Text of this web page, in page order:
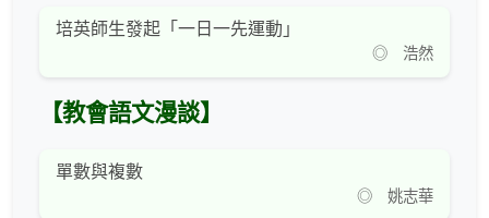
培英師生發起「一日一先運動」
◎ 浩然
【教會語文漫談】
單數與複數
◎ 姚志華